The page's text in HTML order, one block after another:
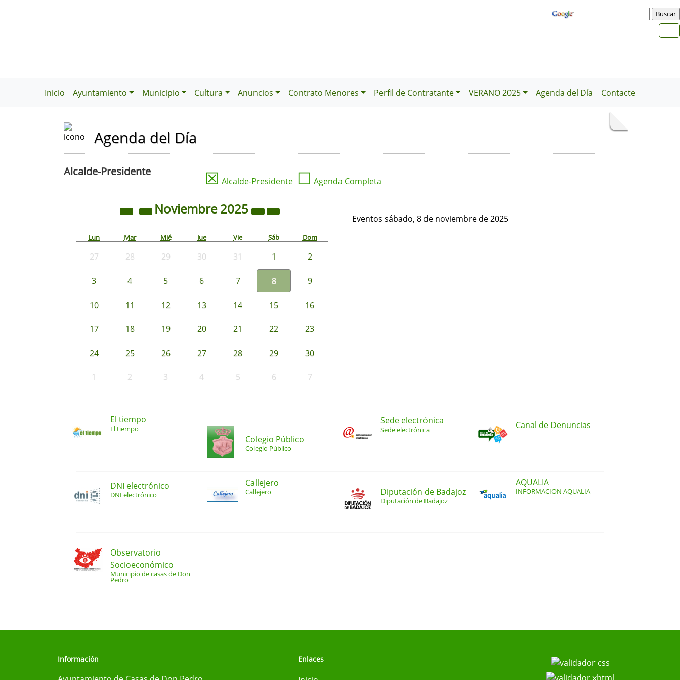
Inicio Ayuntamiento Municipio Cultura Anuncios Contrato Menores Perfil de Contratante VERANO 2025 Agenda del Día Contacte
Agenda del Día
Alcalde-Presidente ☒ Alcalde-Presidente ☐ Agenda Completa
Noviembre2025
Lun Mar Mié Jue Vie Sáb Dom
27 28 29 30 31 1 2
3 4 5 6 7 8 9
10 11 12 13 14 15 16
17 18 19 20 21 22 23
24 25 26 27 28 29 30
1 2 3 4 5 6 7
Eventos sábado, 8 de noviembre de 2025
El tiempo
El tiempo
Colegio Público
Colegio Público
Sede electrónica
Sede electrónica Canal de Denuncias
DNI electrónico
DNI electrónico
Callejero
Callejero Diputación de Badajoz
Diputación de Badajoz
AQUALIA
INFORMACION AQUALIA
Observatorio
Socioeconómico
Municipio de casas de Don
Pedro
Información Enlaces